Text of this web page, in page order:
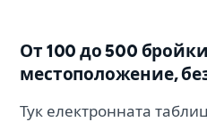
От 100 до 500
местоположение,
Тук електронната